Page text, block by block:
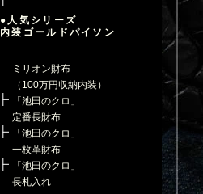
●人気シリーズ
内装ゴールドパイソン
ミリオン財布
（100万円収納内装）
「池田のクロ」
定番長財布
「池田のクロ」
一枚革財布
「池田のクロ」
長札入れ